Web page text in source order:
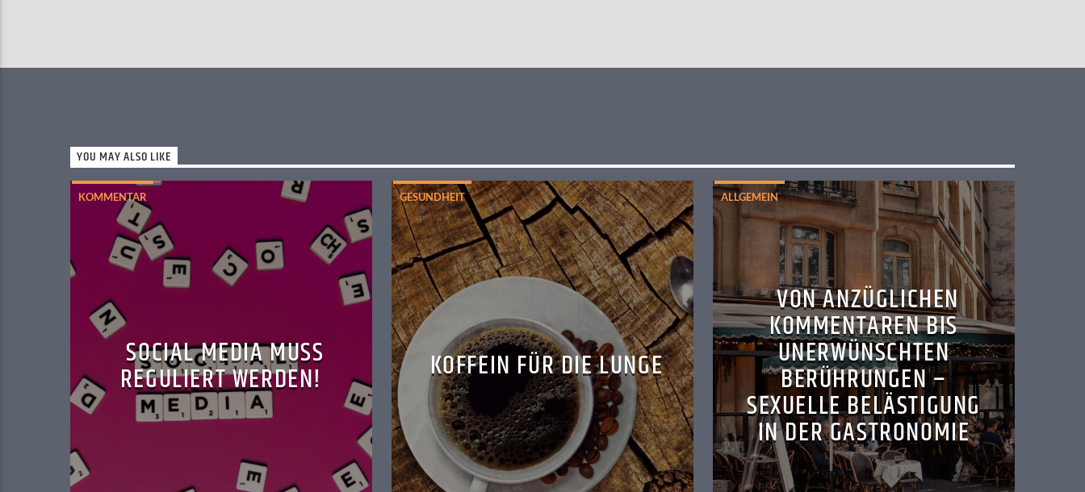
YOU MAY ALSO LIKE
KOMMENTAR
SOCIAL MEDIA MUSS
REGULIERT WERDEN!
GESUNDHEIT
KOFFEIN FÜR DIE LUNGE
ALLGEMEIN
VON ANZÜGLICHEN
KOMMENTAREN BIS
UNERWÜNSCHTEN
BERÜHRUNGEN –
SEXUELLE BELÄSTIGUNG
IN DER GASTRONOMIE